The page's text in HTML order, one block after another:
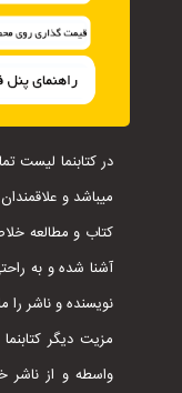
در کتابنما لیست
میباشد و
کتاب و مطالعه
آشنا شده و به
نویسنده و ناشر را
مزیت دیگر
واسطه و از ناشر